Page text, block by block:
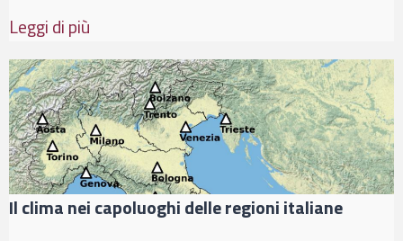
Leggi di più
Il clima nei capoluoghi delle regioni italiane